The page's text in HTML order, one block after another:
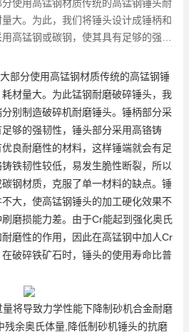
使用高锰钢材质传统的高锰钢锤头耐
大。为此，我们将锤头设计成锤柄和
高锰钢或碳钢，使其具有足够的强韧
部分使用高锰钢材质传统的高锰钢锤
材量大。为此锰钢耐磨破碎锤头，我
别制造破碎机耐磨锤头。锤柄部分采
够的强韧性，锤头部分采用高铬铸
良耐磨性的材料，这样锤端就会有足
铁韧性较低，易发生脆性断裂，所以
钢材质，克服了单一材料的缺点。锤
大，使高锰钢锤头的加工硬化效果不
刷磨损能力差。由于Cr能起到强化奥氏
磨性的作用，因此在高锰钢中加人Cr
破碎铁矿石时，锤头的使用寿命比普
将导致力学性能下降制砂机合金耐磨
残余奥氏体量,降低制砂机锤头的抗磨